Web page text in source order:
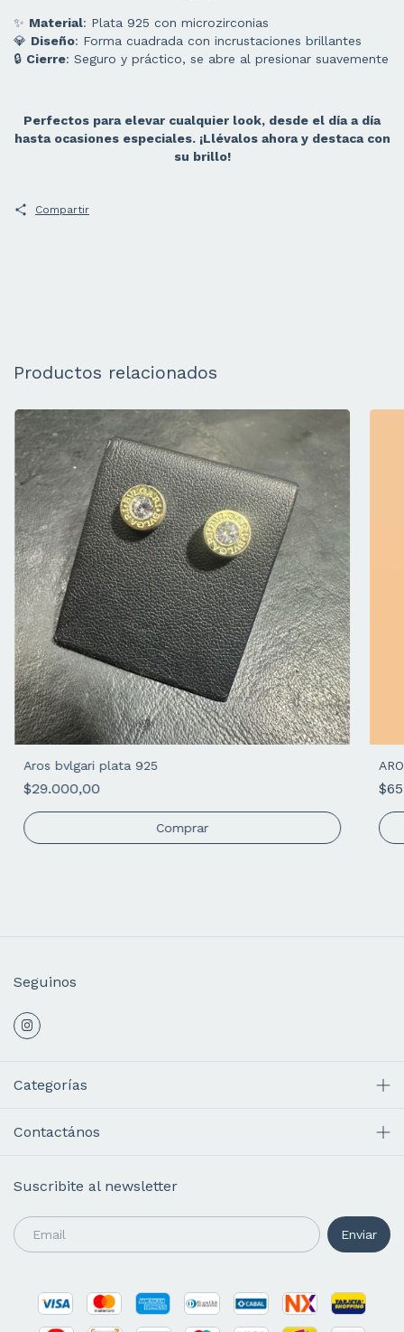
✨ Material: Plata 925 con microzirconias
💎 Diseño: Forma cuadrada con incrustaciones brillantes
🔒 Cierre: Seguro y práctico, se abre al presionar suavemente
Perfectos para elevar cualquier look, desde el día a día
hasta ocasiones especiales. ¡Llévalos ahora y destaca con
su brillo!
Compartir
Productos relacionados
Aros bvlgari plata 925
$29.000,00
Seguinos
Categorías
Contactános
Suscribite al newsletter